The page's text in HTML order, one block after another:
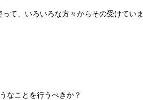
て、いろいろな方々からその受けていま
なことを行うべきか？